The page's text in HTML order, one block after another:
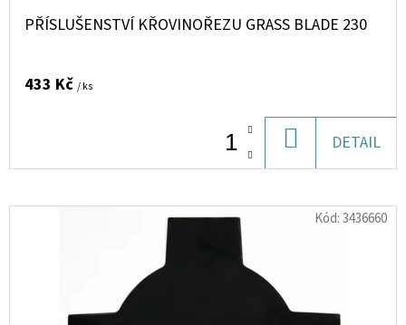
PŘÍSLUŠENSTVÍ KŘOVINOŘEZU GRASS BLADE 230
433 Kč / ks
KOŠÍKU
DETAIL
Kód:3436660